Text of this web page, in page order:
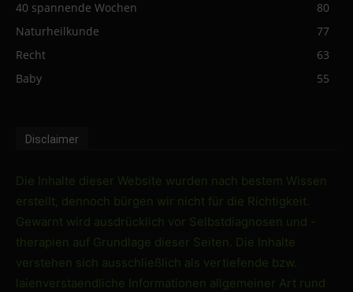
40 spannende Wochen
80
Naturheilkunde
77
Recht
63
Baby
55
Disclaimer
Die Inhalte dieser Website wurden nach bestem Wissen
erstellt, dennoch bürgen wir nicht für die Richtigkeit.
Gewarnt wird ausdrücklich vor Selbstdiagnosen und -
therapien auf Grundlage dieser Seiten. Die Inhalte
verstehen sich ausschließlich als vertiefende bzw.
laienverstaendliche Informationen allgemeiner Art rund